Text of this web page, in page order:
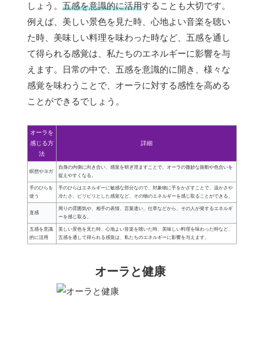
しょう。 五感を意識的に活用することも大切です。
例えば、美しい景色を見た時、心地よい音楽を聴い
た時、美味しい料理を味わった時など、五感を通し
て得られる感覚は、私たちのエネルギーに影響を与
えます。日常の中で、五感を意識的に開き、様々な
感覚を味わうことで、オーラに対する感性を高める
ことができるでしょう。
オーラを
感じる方
法
詳細
瞑想やヨガ
自身の内側に向き合い、感覚を研ぎ澄ますことで、オーラの微妙な振動や色合いを
捉えやすくなる。
手のひらを
使う
手のひらはエネルギーに敏感な部分なので、対象物に手をかざすことで、温かさや
冷たさ、ピリピリとした感覚など、その物のエネルギーを感じ取ることができる。
直感
周りの雰囲気や、相手の表情、言葉遣い、仕草などから、その人が発するエネルギ
ーを感じ取る。
五感を意識
的に活用
美しい景色を見た時、心地よい音楽を聴いた時、美味しい料理を味わった時など、
五感を通して得られる感覚は、私たちのエネルギーに影響を与えます。
オーラと健康